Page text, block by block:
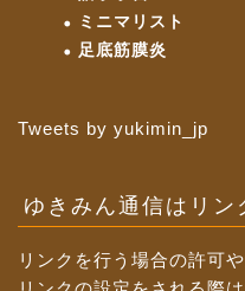
ミニマリスト
足底筋膜炎
Tweets by yukimin_jp
ゆきみん通信はリン
リンクを行う場合の許可